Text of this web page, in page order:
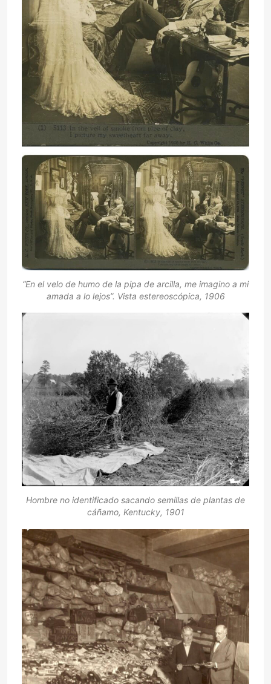
“En el velo de humo de la pipa de arcilla, me imagino a mi
amada a lo lejos”. Vista estereoscópica, 1906
Hombre no identificado sacando semillas de plantas de
cáñamo, Kentucky, 1901